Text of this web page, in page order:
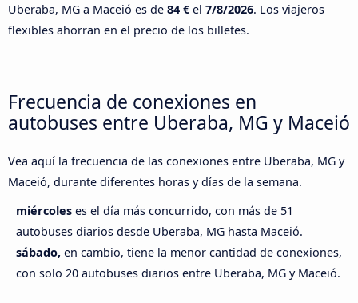
Uberaba, MG a Maceió es de 84 € el 7/8/2026. Los viajeros
flexibles ahorran en el precio de los billetes.
Frecuencia de conexiones en
autobuses entre Uberaba, MG y Maceió
Vea aquí la frecuencia de las conexiones entre Uberaba, MG y
Maceió, durante diferentes horas y días de la semana.
miércoles es el día más concurrido, con más de 51
autobuses diarios desde Uberaba, MG hasta Maceió.
sábado, en cambio, tiene la menor cantidad de conexiones,
con solo 20 autobuses diarios entre Uberaba, MG y Maceió.